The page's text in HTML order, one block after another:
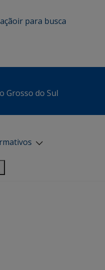
ir para busca
Grosso do Sul